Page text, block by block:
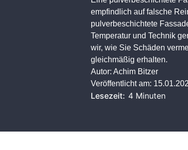
empfindlich auf falsche
pulverbeschichtete
Temperatur und Technik
wir, wie Sie Schäden
gleichmäßig erhalten.
Autor: Achim Bitzer
Veröffentlicht am:
Lesezeit: 4 Minuten